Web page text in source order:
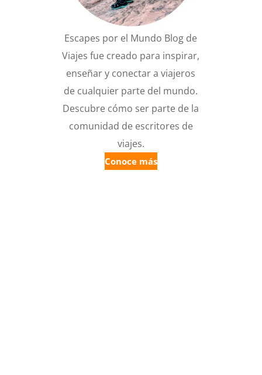
Escapes por el Mundo Blog de
Viajes fue creado para inspirar,
enseñar y conectar a viajeros
de cualquier parte del mundo.
Descubre cómo ser parte de la
comunidad de escritores de
viajes.
Conoce más